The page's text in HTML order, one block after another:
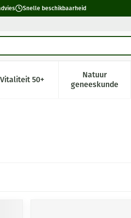
Snelle beschikbaarheid
vitamines categorie
Zwangerschap en kinderen
Vitaliteit 50+Toon submenu voor Vitaliteit
Natuur
geneeskunde
Toon